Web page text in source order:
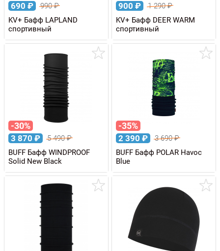
690 ₽ 990₽
KV+ Бафф LAPLAND
спортивный
900 ₽ 1 290₽
KV+ Бафф DEER WARM
спортивный
-30%
3 870 ₽ 5 490₽
BUFF Бафф WINDPROOF
Solid New Black
-35%
2 390 ₽ 3 690₽
BUFF Бафф POLAR Havoc
Blue